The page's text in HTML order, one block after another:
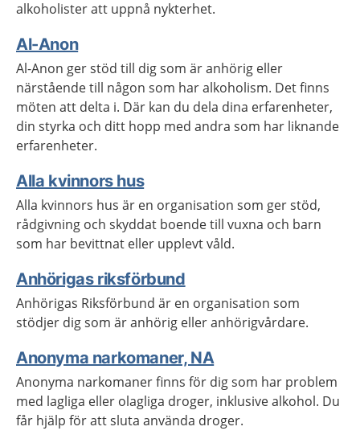
alkoholister att uppnå nykterhet.
Al-Anon
Al-Anon ger stöd till dig som är anhörig eller
närstående till någon som har alkoholism. Det finns
möten att delta i. Där kan du dela dina erfarenheter,
din styrka och ditt hopp med andra som har liknande
erfarenheter.
Alla kvinnors hus
Alla kvinnors hus är en organisation som ger stöd,
rådgivning och skyddat boende till vuxna och barn
som har bevittnat eller upplevt våld.
Anhörigas riksförbund
Anhörigas Riksförbund är en organisation som
stödjer dig som är anhörig eller anhörigvårdare.
Anonyma narkomaner, NA
Anonyma narkomaner finns för dig som har problem
med lagliga eller olagliga droger, inklusive alkohol. Du
får hjälp för att sluta använda droger.